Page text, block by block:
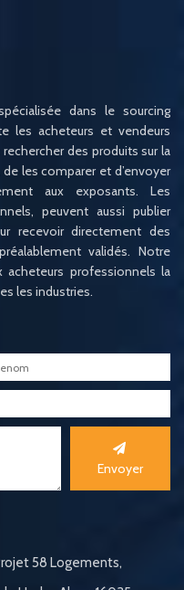
dans le sourcing
les acheteurs et vendeurs
des produits sur la
les comparer et d’envoyer
aux exposants. Les
peuvent aussi publier
recevoir directement des
validés. Notre
professionnels la
les industries.
Envoyer
58 Logements,